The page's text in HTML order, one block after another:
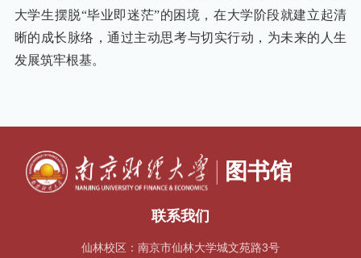
大学生摆脱“毕业即迷茫”的困境，在大学阶段就建立起清
晰的成长脉络，通过主动思考与切实行动，为未来的人生
发展筑牢根基。
联系我们
仙林校区：南京市仙林大学城文苑路3号